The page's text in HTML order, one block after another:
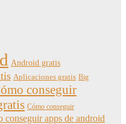
Android gratis
Aplicaciones gratis Big
conseguir
Cómo conseguir
conseguir apps de android